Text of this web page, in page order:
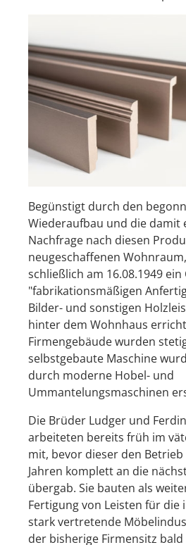
Begünstigt durch den
Wiederaufbau und die damit
Nachfrage nach diesen
neugeschaffenen
schließlich am 16.08.1949
"fabrikationsmäßigen
Bilder- und sonstigen
hinter dem Wohnhaus
Firmengebäude wurden
selbstgebaute Maschine
durch moderne Hobel- und
Ummantelungsmaschinen
Die Brüder Ludger und
arbeiteten bereits früh im
mit, bevor dieser den
Jahren komplett an die
übergab. Sie bauten als
Fertigung von Leisten für die
stark vertretende
der bisherige Firmensitz